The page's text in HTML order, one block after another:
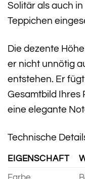
Solitär als auch
Teppichen
Die dezente
er nicht unnötig
entstehen. Er
Gesamtbild Ihres
eine elegante
Technische
EIGENSCHAFT